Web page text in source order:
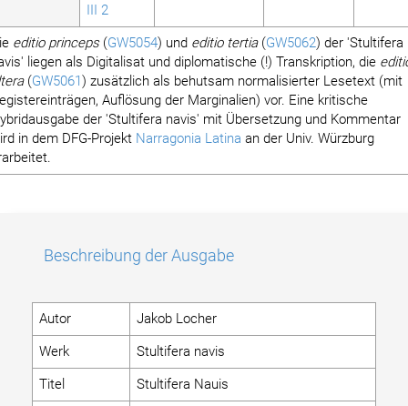
III 2
editio princeps(GW5054) und editio tertia(GW5062) der 'Stultifera
liegen als Digitalisat und diplomatische (!) Transkription, die
(GW5061) zusätzlich als behutsam normalisierter Lesetext (mit
Auflösung der Marginalien) vor. Eine kritische
der 'Stultifera navis' mit Übersetzung und Kommentar
in dem DFG-Projekt Narragonia Latina an der Univ. Würzburg
Beschreibung der Ausgabe
Autor
Jakob Locher
Werk
Stultifera navis
Titel
Stultifera Nauis